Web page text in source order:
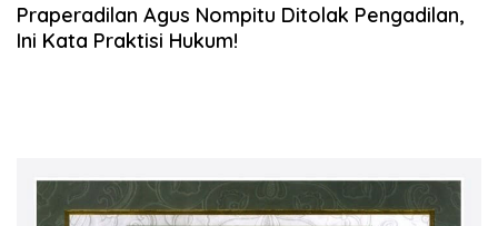
Praperadilan Agus Nompitu Ditolak Pengadilan,
Ini Kata Praktisi Hukum!